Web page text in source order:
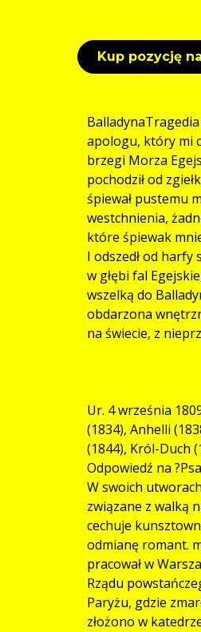
Kup pozycję
BalladynaTragedia
apologu, który mi
brzegi Morza
pochodził od
śpiewał pustemu
westchnienia,
które śpiewak
I odszedł od harfy
w głębi fal
wszelką do
obdarzona
na świecie, z
Ur. 4 września
(1834), Anhelli
(1844), Król-Duch
Odpowiedź na
W swoich
związane z walką
cechuje
odmianę romant.
pracował w
Rządu
Paryżu, gdzie
złożono w